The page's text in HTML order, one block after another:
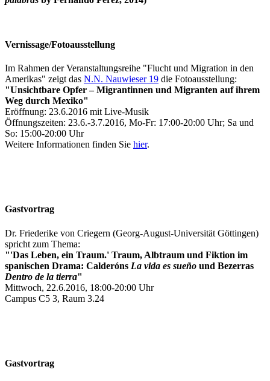
Vernissage/Fotoausstellung
Im Rahmen der Veranstaltungsreihe "Flucht und Migration in den
Amerikas" zeigt das N.N. Nauwieser 19 die Fotoausstellung:
"Unsichtbare Opfer – Migrantinnen und Migranten auf ihrem
Weg durch Mexiko"
Eröffnung: 23.6.2016 mit Live-Musik
Öffnungszeiten: 23.6.-3.7.2016, Mo-Fr: 17:00-20:00 Uhr; Sa und
So: 15:00-20:00 Uhr
Weitere Informationen finden Sie hier.
Gastvortrag
Dr. Friederike von Criegern (Georg-August-Universität Göttingen)
spricht zum Thema:
"'Das Leben, ein Traum.' Traum, Albtraum und Fiktion im
spanischen Drama: Calderóns La vida es sueño und Bezerras
Dentro de la tierra"
Mittwoch, 22.6.2016, 18:00-20:00 Uhr
Campus C5 3, Raum 3.24
Gastvortrag